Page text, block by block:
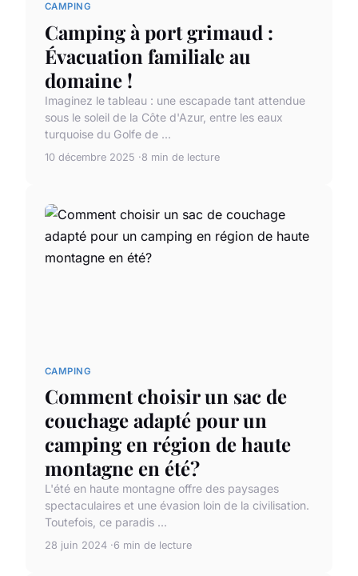
CAMPING
Camping à port grimaud :
Évacuation familiale au
domaine !
Imaginez le tableau : une escapade tant attendue
sous le soleil de la Côte d'Azur, entre les eaux
turquoise du Golfe de ...
10 décembre 2025 8 min de lecture
CAMPING
Comment choisir un sac de
couchage adapté pour un
camping en région de haute
montagne en été?
L'été en haute montagne offre des paysages
spectaculaires et une évasion loin de la civilisation.
Toutefois, ce paradis ...
28 juin 2024 6 min de lecture